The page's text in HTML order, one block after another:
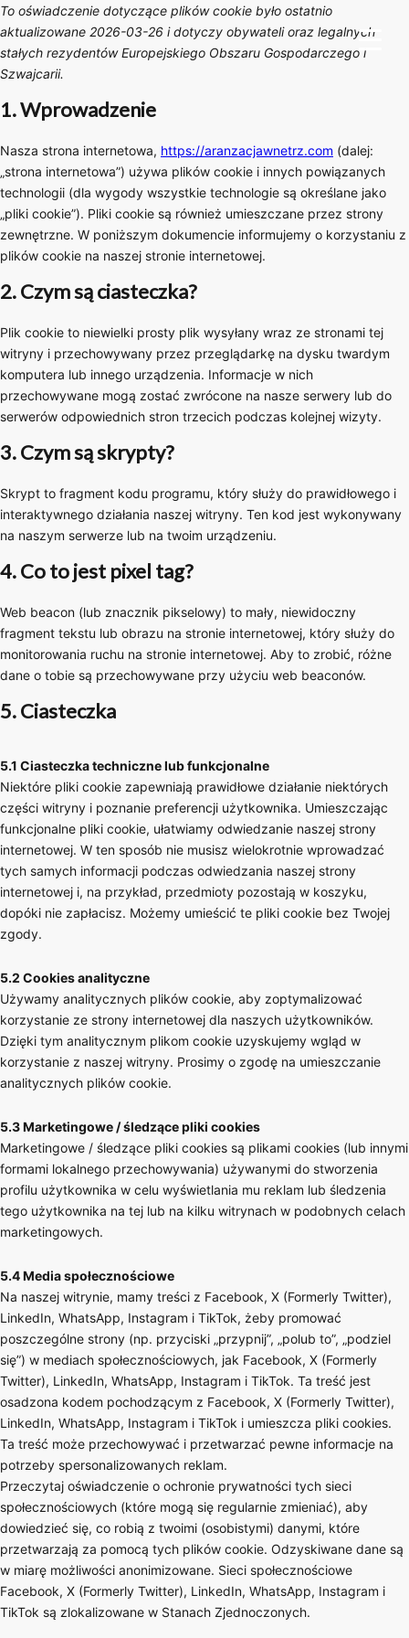
To oświadczenie dotyczące plików cookie było ostatnio
aktualizowane 2026-03-26 i dotyczy obywateli oraz legalnych
stałych rezydentów Europejskiego Obszaru Gospodarczego i
Szwajcarii.
1. Wprowadzenie
Nasza strona internetowa, https://aranzacjawnetrz.com (dalej:
„strona internetowa”) używa plików cookie i innych powiązanych
technologii (dla wygody wszystkie technologie są określane jako
„pliki cookie”). Pliki cookie są również umieszczane przez strony
zewnętrzne. W poniższym dokumencie informujemy o korzystaniu z
plików cookie na naszej stronie internetowej.
2. Czym są ciasteczka?
Plik cookie to niewielki prosty plik wysyłany wraz ze stronami tej
witryny i przechowywany przez przeglądarkę na dysku twardym
komputera lub innego urządzenia. Informacje w nich
przechowywane mogą zostać zwrócone na nasze serwery lub do
serwerów odpowiednich stron trzecich podczas kolejnej wizyty.
3. Czym są skrypty?
Skrypt to fragment kodu programu, który służy do prawidłowego i
interaktywnego działania naszej witryny. Ten kod jest wykonywany
na naszym serwerze lub na twoim urządzeniu.
4. Co to jest pixel tag?
Web beacon (lub znacznik pikselowy) to mały, niewidoczny
fragment tekstu lub obrazu na stronie internetowej, który służy do
monitorowania ruchu na stronie internetowej. Aby to zrobić, różne
dane o tobie są przechowywane przy użyciu web beaconów.
5. Ciasteczka
5.1 Ciasteczka techniczne lub funkcjonalne
Niektóre pliki cookie zapewniają prawidłowe działanie niektórych
części witryny i poznanie preferencji użytkownika. Umieszczając
funkcjonalne pliki cookie, ułatwiamy odwiedzanie naszej strony
internetowej. W ten sposób nie musisz wielokrotnie wprowadzać
tych samych informacji podczas odwiedzania naszej strony
internetowej i, na przykład, przedmioty pozostają w koszyku,
dopóki nie zapłacisz. Możemy umieścić te pliki cookie bez Twojej
zgody.
5.2 Cookies analityczne
Używamy analitycznych plików cookie, aby zoptymalizować
korzystanie ze strony internetowej dla naszych użytkowników.
Dzięki tym analitycznym plikom cookie uzyskujemy wgląd w
korzystanie z naszej witryny. Prosimy o zgodę na umieszczanie
analitycznych plików cookie.
5.3 Marketingowe / śledzące pliki cookies
Marketingowe / śledzące pliki cookies są plikami cookies (lub innymi
formami lokalnego przechowywania) używanymi do stworzenia
profilu użytkownika w celu wyświetlania mu reklam lub śledzenia
tego użytkownika na tej lub na kilku witrynach w podobnych celach
marketingowych.
5.4 Media społecznościowe
Na naszej witrynie, mamy treści z Facebook, X (Formerly Twitter),
LinkedIn, WhatsApp, Instagram i TikTok, żeby promować
poszczególne strony (np. przyciski „przypnij”, „polub to”, „podziel
się”) w mediach społecznościowych, jak Facebook, X (Formerly
Twitter), LinkedIn, WhatsApp, Instagram i TikTok. Ta treść jest
osadzona kodem pochodzącym z Facebook, X (Formerly Twitter),
LinkedIn, WhatsApp, Instagram i TikTok i umieszcza pliki cookies.
Ta treść może przechowywać i przetwarzać pewne informacje na
potrzeby spersonalizowanych reklam.
Przeczytaj oświadczenie o ochronie prywatności tych sieci
społecznościowych (które mogą się regularnie zmieniać), aby
dowiedzieć się, co robią z twoimi (osobistymi) danymi, które
przetwarzają za pomocą tych plików cookie. Odzyskiwane dane są
w miarę możliwości anonimizowane. Sieci społecznościowe
Facebook, X (Formerly Twitter), LinkedIn, WhatsApp, Instagram i
TikTok są zlokalizowane w Stanach Zjednoczonych.